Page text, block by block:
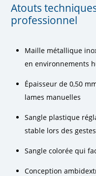
Atouts
professionnel
Maille métallique
en environnements
Épaisseur de 0,50
lames manuelles
Sangle plastique
stable lors des
Sangle colorée qui
Conception